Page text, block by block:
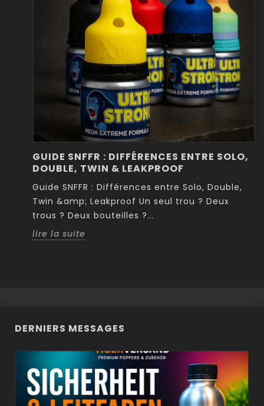
GUIDE SNFFR : DIFFÉRENCES ENTRE SOLO,
DOUBLE, TWIN & LEAKPROOF
Guide SNFFR : Différences entre Solo, Double,
Twin &amp; Leakproof Un seul trou ? Deux
trous ? Deux bouteilles ?...
lire la suite
DERNIERS MESSAGES